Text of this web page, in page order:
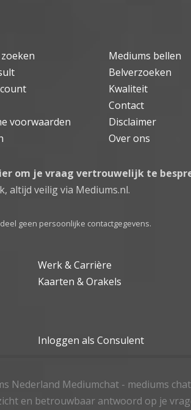
Mediums bellen
Belverzoeken
Kwaliteit
Contact
voorwaarden
Disclaimer
Over ons
om je vraag vertrouwelijk te
altijd veilig via Mediums.nl.
geen persoonlijke contactgegevens.
Werk & Carrière
Kaarten & Orakels
Inloggen als Consulent
Nederland Mediumchat - mediums
en betrouwbaar antwoord op je